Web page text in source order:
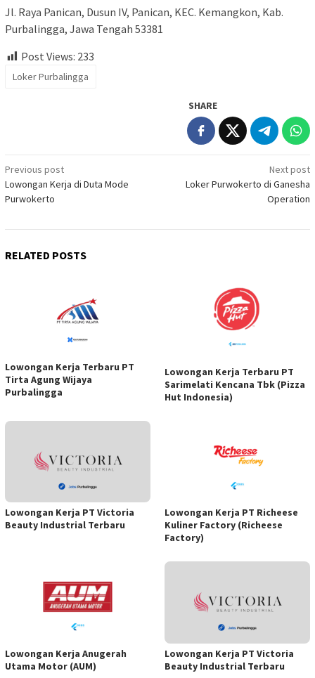
Jl. Raya Panican, Dusun IV, Panican, KEC. Kemangkon, Kab.
Purbalingga, Jawa Tengah 53381
Post Views: 233
Loker Purbalingga
SHARE
Post
navigation
Previous post
Lowongan Kerja di Duta Mode
Purwokerto
Next post
Loker Purwokerto di Ganesha
Operation
RELATED POSTS
Lowongan Kerja Terbaru PT
Tirta Agung Wijaya
Purbalingga
Lowongan Kerja Terbaru PT
Sarimelati Kencana Tbk (Pizza
Hut Indonesia)
Lowongan Kerja PT Victoria
Beauty Industrial Terbaru
Lowongan Kerja PT Richeese
Kuliner Factory (Richeese
Factory)
Lowongan Kerja Anugerah
Utama Motor (AUM)
Lowongan Kerja PT Victoria
Beauty Industrial Terbaru